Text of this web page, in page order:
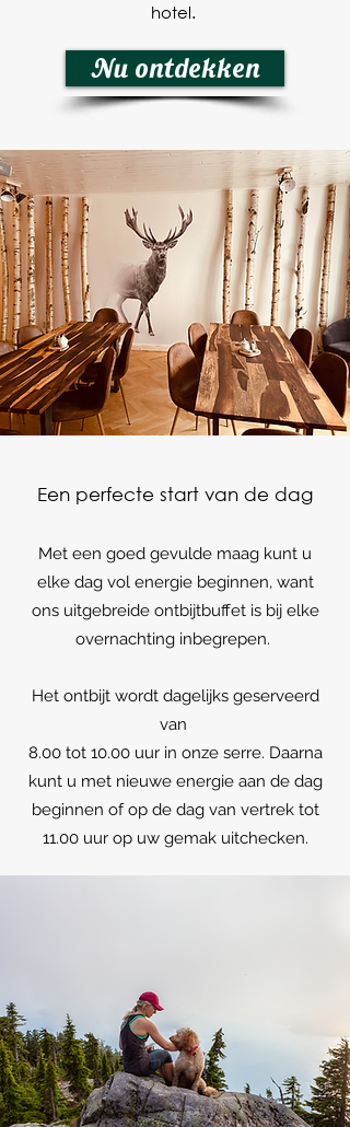
hotel.
Nu ontdekken
Een perfecte start van de dag
Met een goed gevulde maag kunt u
elke dag vol energie beginnen, want
ons uitgebreide ontbijtbuffet is bij elke
overnachting inbegrepen.
Het ontbijt wordt dagelijks geserveerd
van
8.00 tot 10.00 uur in onze serre. Daarna
kunt u met nieuwe energie aan de dag
beginnen of op de dag van vertrek tot
11.00 uur op uw gemak uitchecken.